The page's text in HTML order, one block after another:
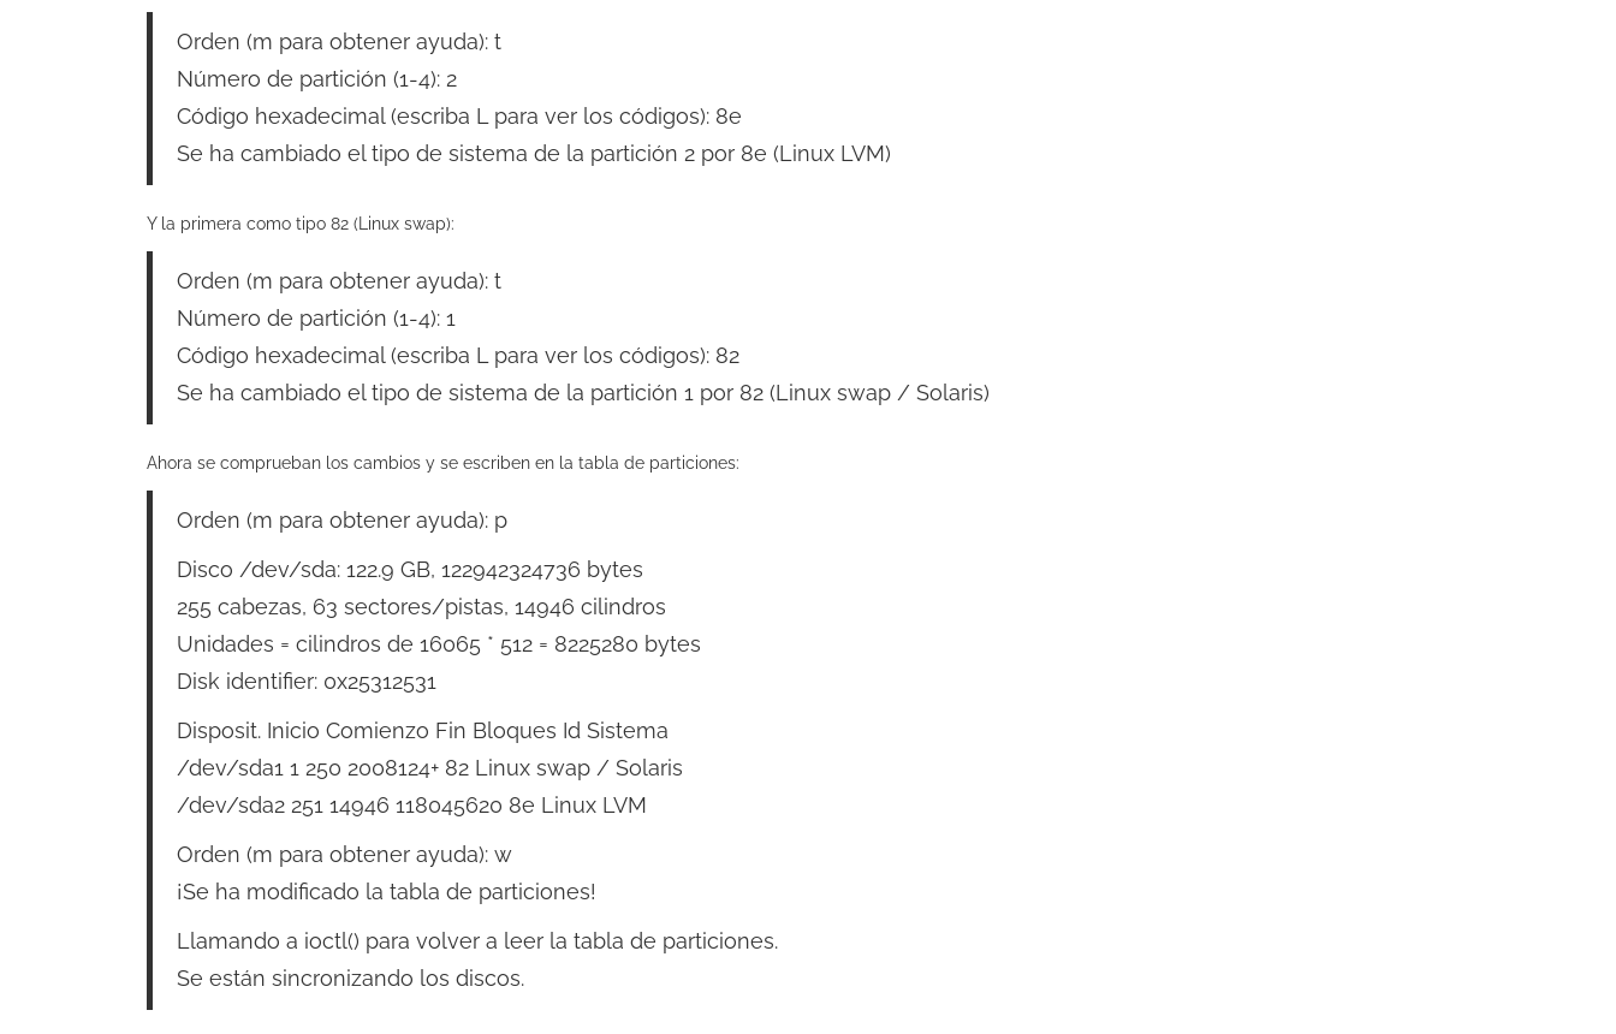
Orden (m para obtener ayuda): t
Número de partición (1-4): 2
Código hexadecimal (escriba L para ver los códigos): 8e
Se ha cambiado el tipo de sistema de la partición 2 por 8e (Linux LVM)
Y la primera como tipo 82 (Linux swap):
Orden (m para obtener ayuda): t
Número de partición (1-4): 1
Código hexadecimal (escriba L para ver los códigos): 82
Se ha cambiado el tipo de sistema de la partición 1 por 82 (Linux swap / Solaris)
Ahora se comprueban los cambios y se escriben en la tabla de particiones:
Orden (m para obtener ayuda): p
Disco /dev/sda: 122.9 GB, 122942324736 bytes
255 cabezas, 63 sectores/pistas, 14946 cilindros
Unidades = cilindros de 16065 * 512 = 8225280 bytes
Disk identifier: 0x25312531
Disposit. Inicio Comienzo Fin Bloques Id Sistema
/dev/sda1 1 250 2008124+ 82 Linux swap / Solaris
/dev/sda2 251 14946 118045620 8e Linux LVM
Orden (m para obtener ayuda): w
¡Se ha modificado la tabla de particiones!
Llamando a ioctl() para volver a leer la tabla de particiones.
Se están sincronizando los discos.